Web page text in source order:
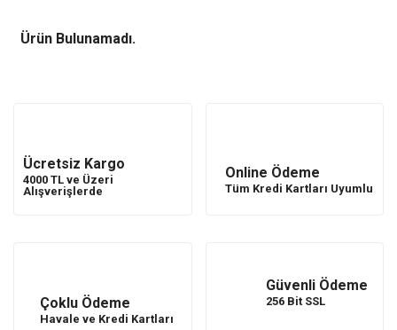
Ürün Bulunamadı.
Ücretsiz Kargo
4000 TL ve Üzeri
Alışverişlerde
Online Ödeme
Tüm Kredi Kartları Uyumlu
Çoklu Ödeme
Havale ve Kredi Kartları
Güvenli Ödeme
256 Bit SSL